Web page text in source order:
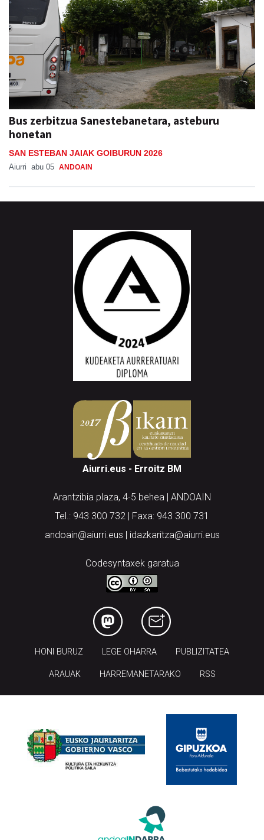
Bus zerbitzua Sanestebanetara, asteburu
honetan
SAN ESTEBAN JAIAK GOIBURUN 2026
Aiurri abu 05 ANDOAIN
Aiurri.eus - Erroitz BM
Arantzibia plaza, 4-5 behea | ANDOAIN
Tel.: 943 300 732 | Faxa: 943 300 731
andoain@aiurri.eus | idazkaritza@aiurri.eus
Codesyntaxek garatua
HONI BURUZ LEGE OHARRA PUBLIZITATEA
ARAUAK HARREMANETARAKO RSS